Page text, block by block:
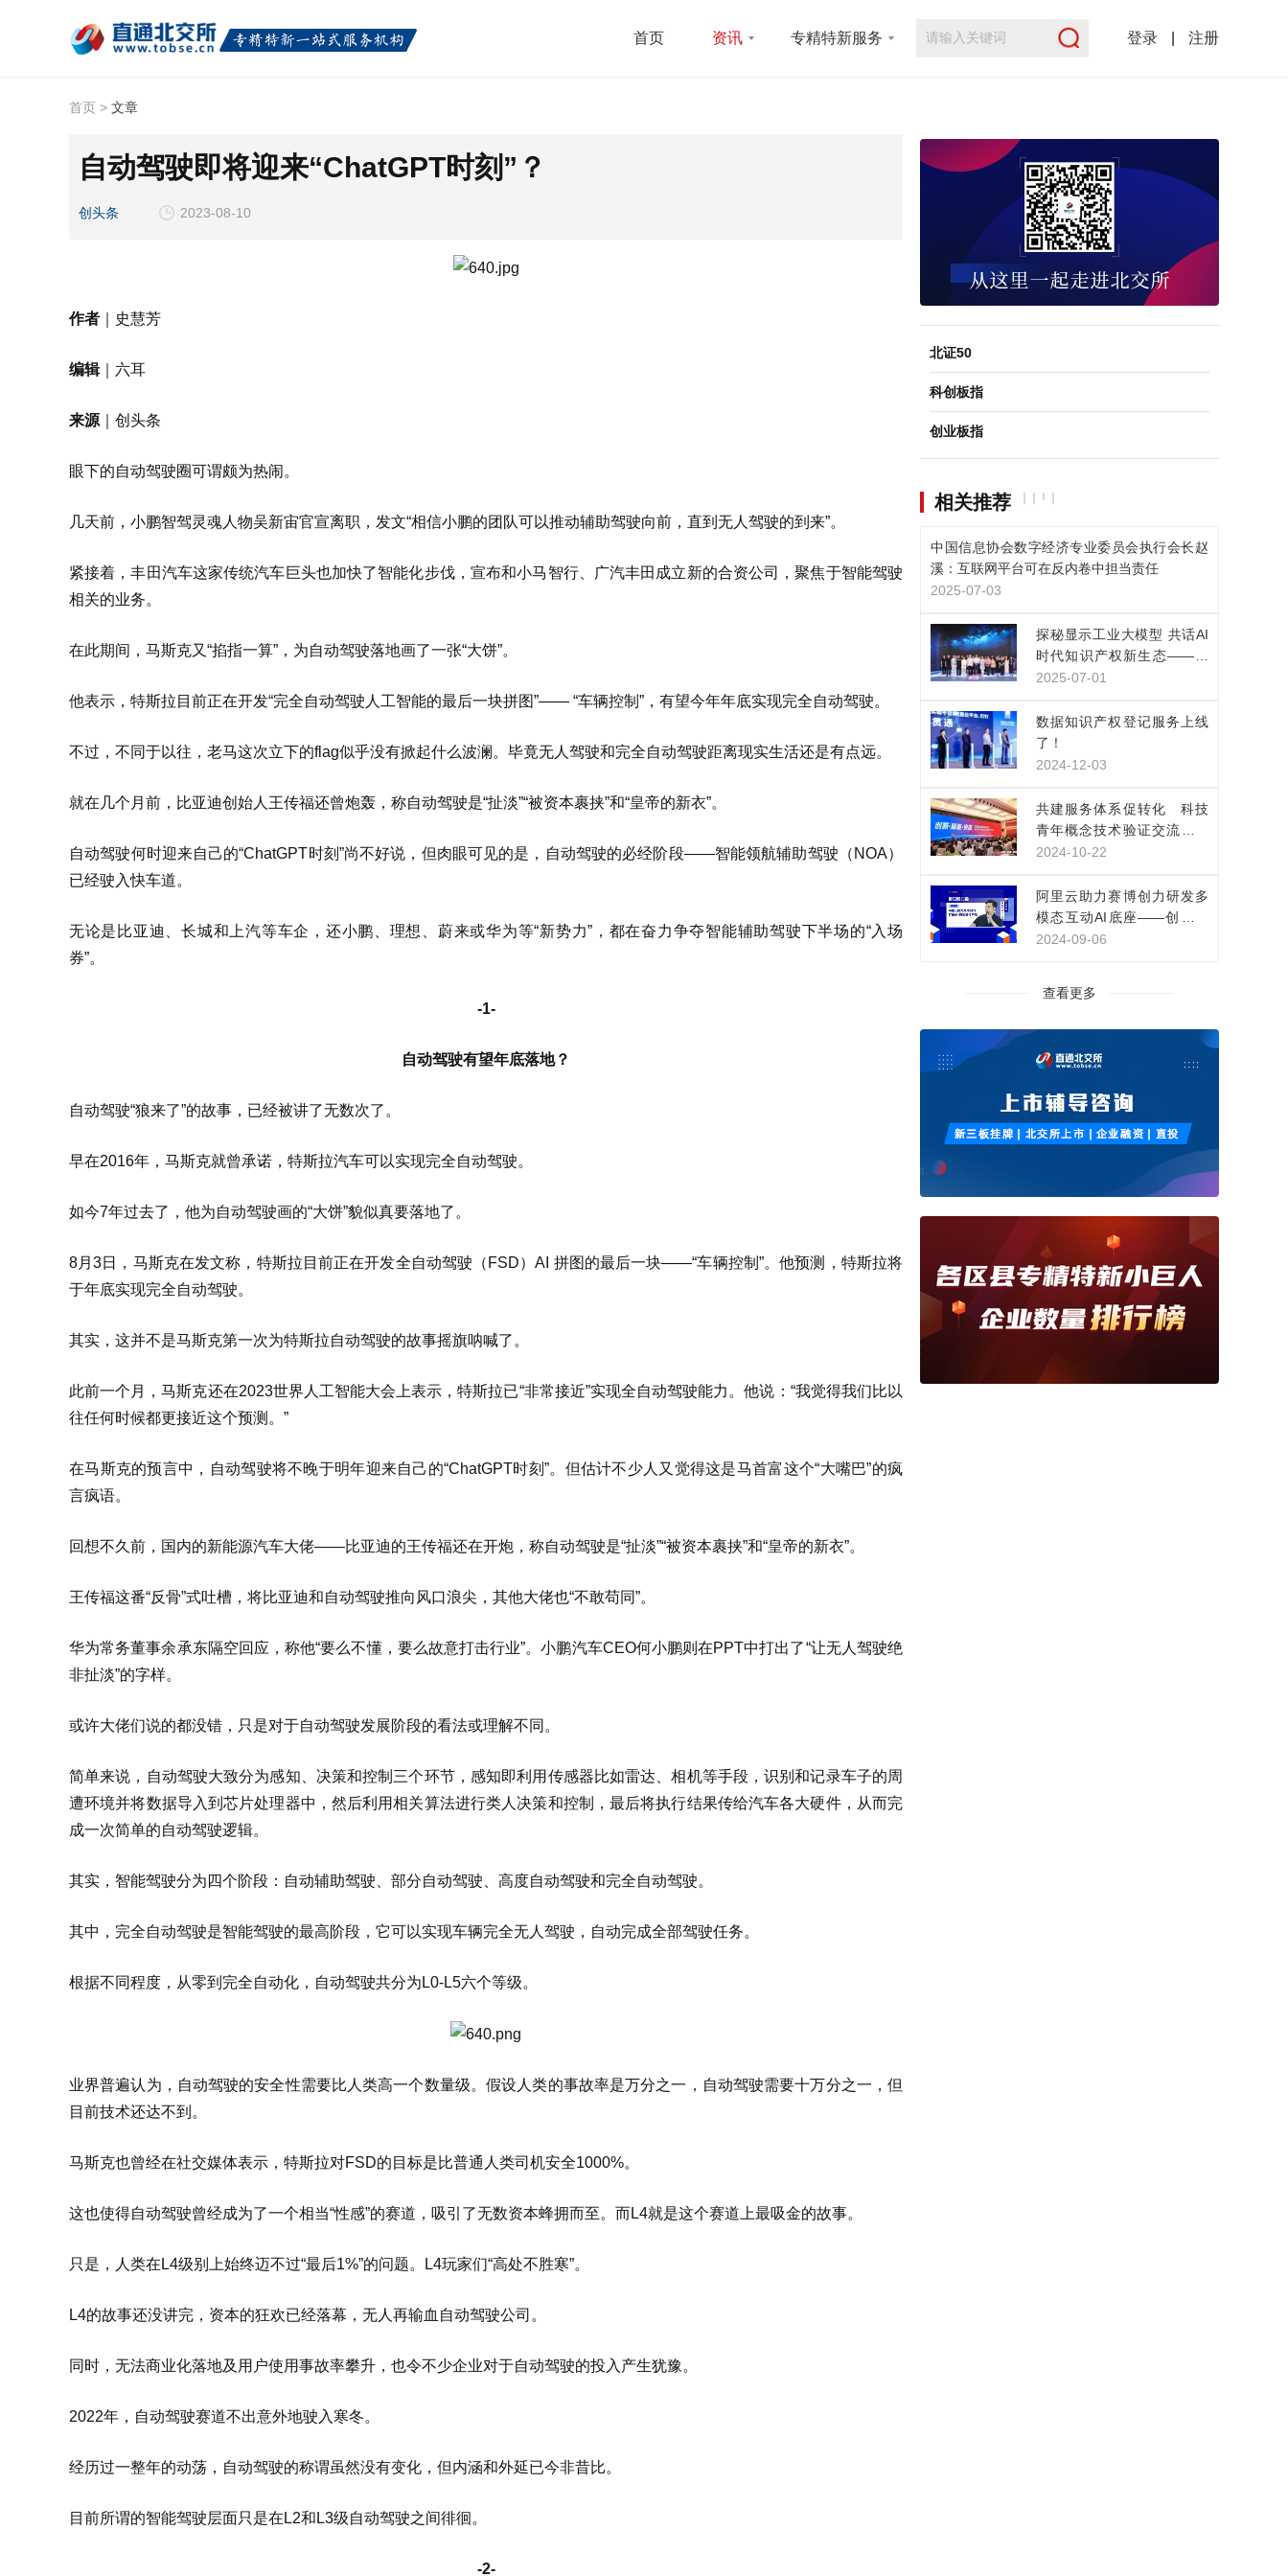
首页 资讯 专精特新服务 登录 注册
首页 > 文章
自动驾驶即将迎来“ChatGPT时刻”？
创头条 2023-08-10
作者 ｜史慧芳
编辑｜六耳
来源 ｜创头条
眼下的自动驾驶圈可谓颇为热闹。
几天前，小鹏智驾灵魂人物吴新宙官宣离职，发文“相信小鹏的团队可以推动辅助驾驶向前，直到无人驾驶的到来”。
紧接着，丰田汽车这家传统汽车巨头也加快了智能化步伐，宣布和小马智行、广汽丰田成立新的合资公司，聚焦于智能驾驶
相关的业务。
在此期间，马斯克又“掐指一算”，为自动驾驶落地画了一张“大饼”。
他表示，特斯拉目前正在开发“完全自动驾驶人工智能的最后一块拼图”—— “车辆控制”，有望今年年底实现完全自动驾驶。
不过，不同于以往，老马这次立下的flag似乎没有掀起什么波澜。毕竟无人驾驶和完全自动驾驶距离现实生活还是有点远。
就在几个月前，比亚迪创始人王传福还曾炮轰，称自动驾驶是“扯淡”“被资本裹挟”和“皇帝的新衣”。
自动驾驶何时迎来自己的“ChatGPT时刻”尚不好说，但肉眼可见的是，自动驾驶的必经阶段——智能领航辅助驾驶（NOA）
已经驶入快车道。
无论是比亚迪、长城和上汽等车企，还小鹏、理想、蔚来或华为等“新势力”，都在奋力争夺智能辅助驾驶下半场的“入场
券”。
-1-
自动驾驶有望年底落地？
自动驾驶“狼来了”的故事，已经被讲了无数次了。
早在2016年，马斯克就曾承诺，特斯拉汽车可以实现完全自动驾驶。
如今7年过去了，他为自动驾驶画的“大饼”貌似真要落地了。
8月3日，马斯克在发文称，特斯拉目前正在开发全自动驾驶（FSD）AI 拼图的最后一块——“车辆控制”。他预测，特斯拉将
于年底实现完全自动驾驶。
其实，这并不是马斯克第一次为特斯拉自动驾驶的故事摇旗呐喊了。
此前一个月，马斯克还在2023世界人工智能大会上表示，特斯拉已“非常接近”实现全自动驾驶能力。他说：“我觉得我们比以
往任何时候都更接近这个预测。”
在马斯克的预言中，自动驾驶将不晚于明年迎来自己的“ChatGPT时刻”。但估计不少人又觉得这是马首富这个“大嘴巴”的疯
言疯语。
回想不久前，国内的新能源汽车大佬——比亚迪的王传福还在开炮，称自动驾驶是“扯淡”“被资本裹挟”和“皇帝的新衣”。
王传福这番“反骨”式吐槽，将比亚迪和自动驾驶推向风口浪尖，其他大佬也“不敢苟同”。
华为常务董事余承东隔空回应，称他“要么不懂，要么故意打击行业”。小鹏汽车CEO何小鹏则在PPT中打出了“让无人驾驶绝
非扯淡”的字样。
或许大佬们说的都没错，只是对于自动驾驶发展阶段的看法或理解不同。
简单来说，自动驾驶大致分为感知、决策和控制三个环节，感知即利用传感器比如雷达、相机等手段，识别和记录车子的周
遭环境并将数据导入到芯片处理器中，然后利用相关算法进行类人决策和控制，最后将执行结果传给汽车各大硬件，从而完
成一次简单的自动驾驶逻辑。
其实，智能驾驶分为四个阶段：自动辅助驾驶、部分自动驾驶、高度自动驾驶和完全自动驾驶。
其中，完全自动驾驶是智能驾驶的最高阶段，它可以实现车辆完全无人驾驶，自动完成全部驾驶任务。
根据不同程度，从零到完全自动化，自动驾驶共分为L0-L5六个等级。
业界普遍认为，自动驾驶的安全性需要比人类高一个数量级。假设人类的事故率是万分之一，自动驾驶需要十万分之一，但
目前技术还达不到。
马斯克也曾经在社交媒体表示，特斯拉对FSD的目标是比普通人类司机安全1000%。
这也使得自动驾驶曾经成为了一个相当“性感”的赛道，吸引了无数资本蜂拥而至。而L4就是这个赛道上最吸金的故事。
只是，人类在L4级别上始终迈不过“最后1%”的问题。L4玩家们“高处不胜寒”。
L4的故事还没讲完，资本的狂欢已经落幕，无人再输血自动驾驶公司。
同时，无法商业化落地及用户使用事故率攀升，也令不少企业对于自动驾驶的投入产生犹豫。
2022年，自动驾驶赛道不出意外地驶入寒冬。
经历过一整年的动荡，自动驾驶的称谓虽然没有变化，但内涵和外延已今非昔比。
目前所谓的智能驾驶层面只是在L2和L3级自动驾驶之间徘徊。
-2-
北证50
科创板指
创业板指
相关推荐
中国信息协会数字经济专业委员会执行会长赵
溪：互联网平台可在反内卷中担当责任
2025-07-03
探秘显示工业大模型 共话AI
时代知识产权新生态——凯
派尔走进京东方技术创新中
2025-07-01
数据知识产权登记服务上线
了！
2024-12-03
共建服务体系促转化 科技
青年概念技术验证交流展示
活动在上海举行
2024-10-22
阿里云助力赛博创力研发多
模态互动AI底座——创新影
视IP互动体验
2024-09-06
查看更多